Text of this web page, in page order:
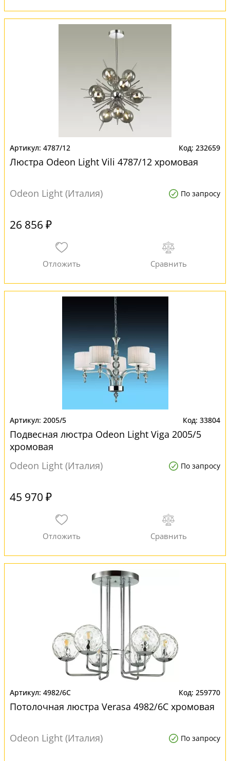
4787/12 232659
Люстра Odeon Light Vili 4787/12 хромовая
Odeon Light (Италия) По запросу
26 856 ₽
2005/5 33804
Подвесная люстра Odeon Light Viga 2005/5
хромовая
Odeon Light (Италия)
По запросу
45 970 ₽
4982/6C 259770
Потолочная люстра Verasa 4982/6C хромовая
Odeon Light (Италия) По запросу